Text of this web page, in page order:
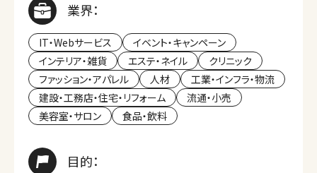
業界：
IT・Webサービス
イベント・キャンペーン
インテリア・雑貨
エステ・ネイル
クリニック
ファッション・アパレル
人材
工業・インフラ・物流
建設・工務店・住宅・リフォーム
流通・小売
美容室・サロン
食品・飲料
目的：